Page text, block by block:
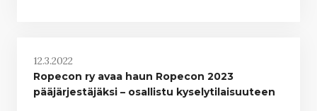
12.3.2022
Ropecon ry avaa haun Ropecon 2023
pääjärjestäjäksi – osallistu kyselytilaisuuteen